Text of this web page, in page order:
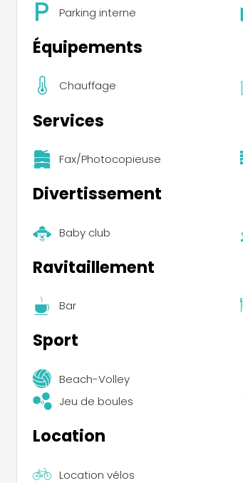
Parking interne
Équipements
Chauffage
Services
Fax/Photocopieuse
Divertissement
Baby club
Ravitaillement
Bar
Sport
Beach-Volley
Jeu de boules
Location
Location vélos